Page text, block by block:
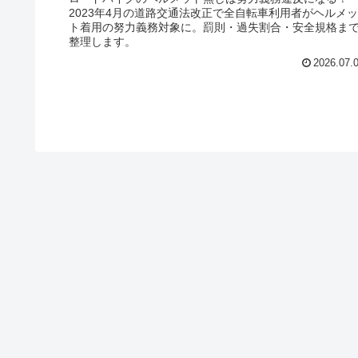
2023年4月の道路交通法改正で全自転車利用者がヘルメッ
ト着用の努力義務対象に。罰則・過失割合・安全規格ま
整理します。